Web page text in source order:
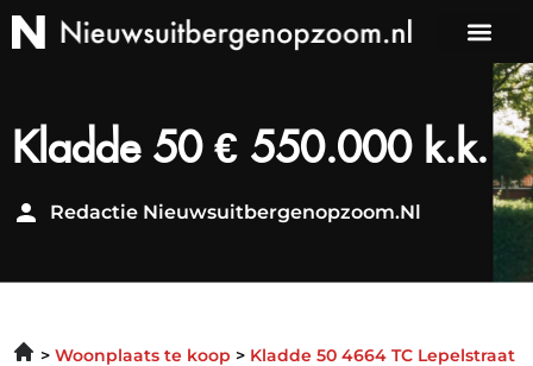
Kladde 50 € 550.000 k.k.
Redactie Nieuwsuitbergenopzoom.nl
Woonplaats te koop Kladde 50 4664 TC Lepelstraat